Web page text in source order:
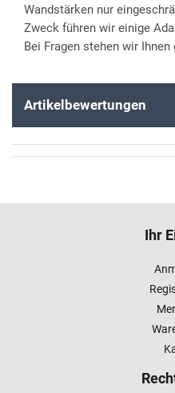
Wandstärken nur
Zweck führen wir einige
Bei Fragen stehen wir Ihnen
Artikelbewertungen
Ihr